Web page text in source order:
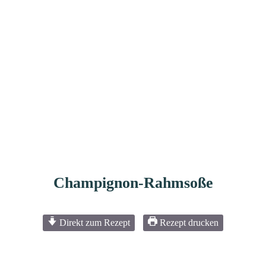
Champignon-Rahmsoße
Direkt zum Rezept Rezept drucken